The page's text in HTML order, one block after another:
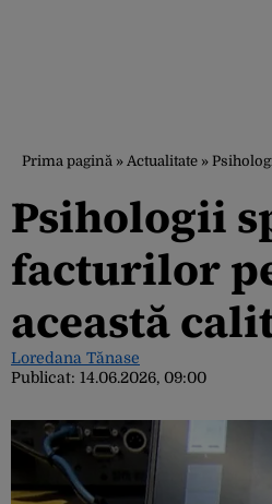
Prima pagină » Actualitate »
Psihologii
facturilor
această
Loredana Tănase
Publicat: 14.06.2026, 09:00